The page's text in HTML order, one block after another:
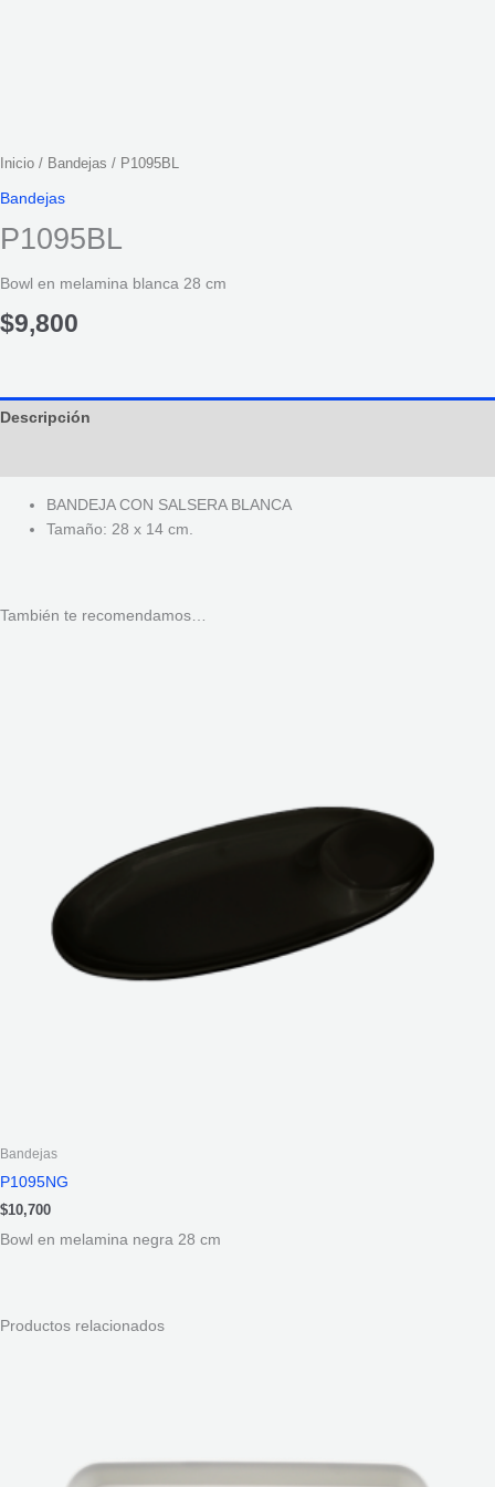
Inicio / Bandejas / P1095BL
Bandejas
P1095BL
Bowl en melamina blanca 28 cm
$9,800
Descripción
BANDEJA CON SALSERA BLANCA
Tamaño: 28 x 14 cm.
También te recomendamos…
Bandejas
P1095NG
$10,700
Bowl en melamina negra 28 cm
Productos relacionados